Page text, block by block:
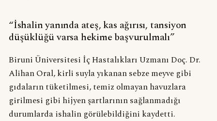
“İshalin yanında ateş, kas ağırısı, tansiyon
düşüklüğü varsa hekime başvurulmalı”
Biruni Üniversitesi İç Hastalıkları Uzmanı Doç. Dr.
Alihan Oral, kirli suyla yıkanan sebze meyve gibi
gıdaların tüketilmesi, temiz olmayan havuzlara
girilmesi gibi hijyen şartlarının sağlanmadığı
durumlarda ishalin görülebildiğini kaydetti.